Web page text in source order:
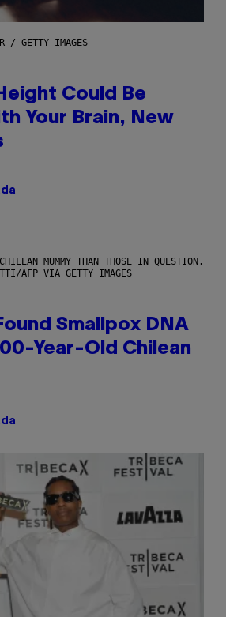
/ GETTY IMAGES
Could Be
Your Brain, New
MUMMY THAN THOSE IN QUESTION.
AFP VIA GETTY IMAGES
Smallpox DNA
Year-Old Chilean